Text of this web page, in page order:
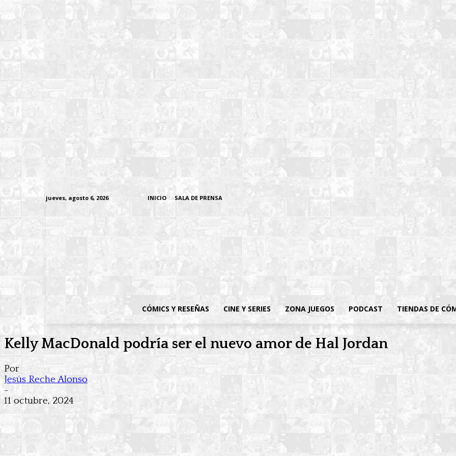
jueves, agosto 6, 2026 INICIO SALA DE PRENSA
CÓMICS Y RESEÑAS CINE Y SERIES ZONA JUEGOS PODCAST TIENDAS DE
Kelly MacDonald podría ser el nuevo amor de Hal Jordan
Por
Jesús Reche Alonso
-
11 octubre, 2024